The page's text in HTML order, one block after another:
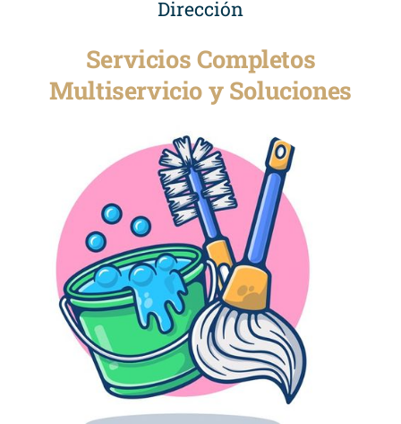
Dirección
Servicios Completos
Multiservicio y Soluciones